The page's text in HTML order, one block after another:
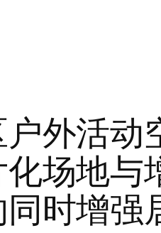
外活动
场地与
时增强